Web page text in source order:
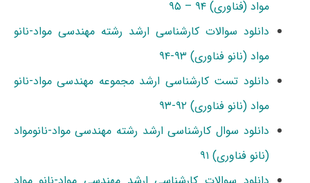
مواد (فناوری) ۹۴ – ۹۵
دانلود سوالات کارشناسی ارشد رشته مهندسی مواد-نانو
مواد (نانو فناوری) ۹۳-۹۴
دانلود تست کارشناسی ارشد مجموعه مهندسی مواد-نانو
مواد (نانو فناوری) ۹۲-۹۳
دانلود سوال کارشناسی ارشد رشته مهندسی مواد-نانومواد
(نانو فناوری) ۹۱